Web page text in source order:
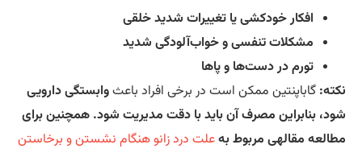
افکار خودکشی یا تغییرات شدید خلقی
مشکلات تنفسی و خواب‌آلودگی شدید
تورم در دست‌ها و پاها
گاباپنتین ممکن است در برخی افراد باعثوابستگی دارویی
بنابراین مصرف آن باید با دقت مدیریت شود. همچنین برای
مقالهی مربوط بهعلت درد زانو هنگام نشستن و برخاستن